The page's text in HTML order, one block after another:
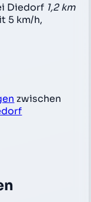
Diedorf 1,2 km
5 km/h,
zwischen